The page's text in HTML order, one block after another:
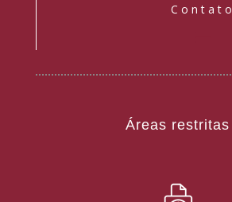
Contato
Áreas restritas